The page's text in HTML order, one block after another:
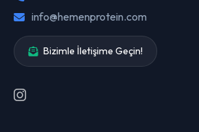
info@hemenprotein.com
Bizimle İletişime Geçin!